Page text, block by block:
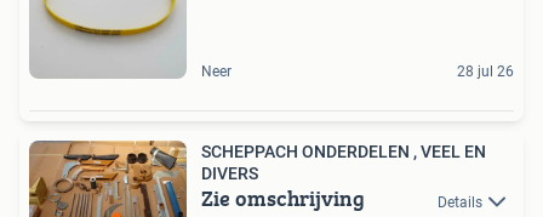
Neer 28 jul 26
SCHEPPACH ONDERDELEN , VEEL EN
DIVERS
Zie omschrijving Details